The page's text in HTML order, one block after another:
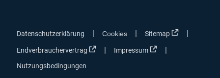
Datenschutzerklärung Cookies Sitemap In neuem
Endverbrauchervertrag In neuem Fenster öffnen
Impressum In neuem Fenster
Nutzungsbedingungen